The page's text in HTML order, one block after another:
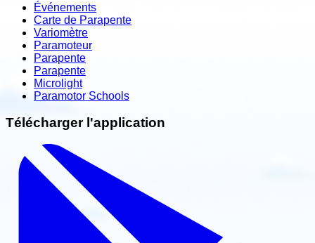
Événements
Carte de Parapente
Variomètre
Paramoteur
Parapente
Parapente
Microlight
Paramotor Schools
Télécharger l'application